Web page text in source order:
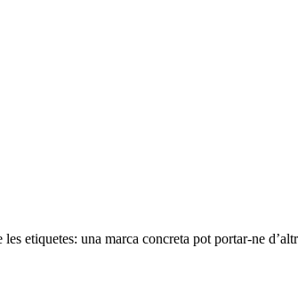
etiquetes: una marca concreta pot portar-ne